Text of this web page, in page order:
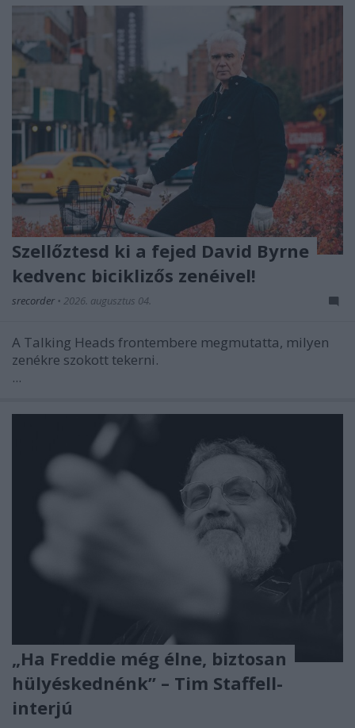
Szellőztesd ki a fejed David Byrne
kedvenc biciklizős zenéivel!
srecorder • 2026. augusztus 04.
A Talking Heads frontembere megmutatta, milyen
zenékre szokott tekerni.
...
„Ha Freddie még élne, biztosan
hülyéskednénk” – Tim Staffell-
interjú